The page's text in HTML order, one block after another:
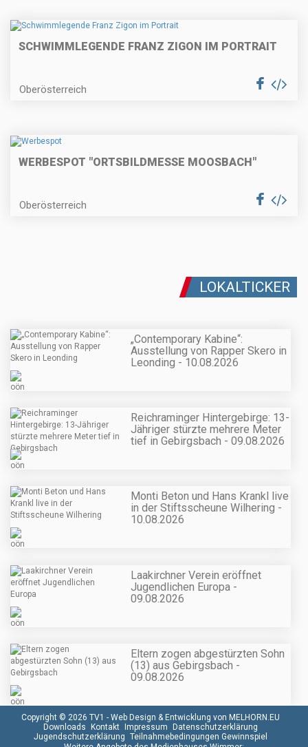
SCHWIMMLEGENDE FRANZ ZIGON IM PORTRAIT
Oberösterreich
WERBESPOT "ORTSBILDMESSE MOOSBACH"
Oberösterreich
LOKALTICKER
„Contemporary Kabine“:
Ausstellung von Rapper Skero in
Leonding - 10.08.2026
Reichraminger Hintergebirge: 13-
Jähriger stürzte mehrere Meter
tief in Gebirgsbach - 09.08.2026
Monti Beton und Hans Krankl live
in der Stiftsscheune Wilhering -
10.08.2026
Laakirchner Verein eröffnet
Jugendlichen Europa -
09.08.2026
Eltern zogen abgestürzten Sohn
(13) aus Gebirgsbach -
09.08.2026
Copyright © 2026 TV1 - Web Design & Entwicklung von MELHORN.EU
Downloads
Kontakt Impressum
Datenschutzerklärung
Jugendschutzerklärung Teilnahmebedingungen Gewinnspiel